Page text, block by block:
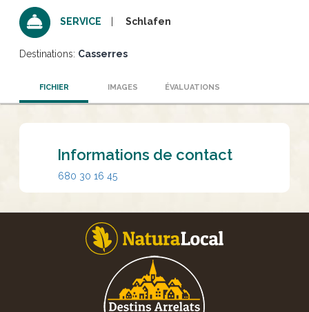
SERVICE Schlafen
Destinations: Casserres
FICHIER IMAGES ÉVALUATIONS
Informations de contact
680 30 16 45